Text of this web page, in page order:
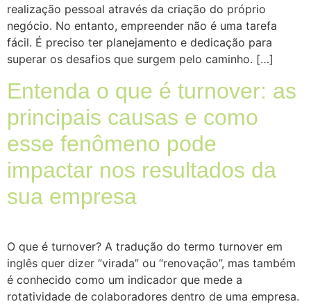
realização pessoal através da criação do próprio
negócio. No entanto, empreender não é uma tarefa
fácil. É preciso ter planejamento e dedicação para
superar os desafios que surgem pelo caminho. […]
Entenda o que é turnover: as
principais causas e como
esse fenômeno pode
impactar nos resultados da
sua empresa
O que é turnover? A tradução do termo turnover em
inglês quer dizer “virada” ou “renovação”, mas também
é conhecido como um indicador que mede a
rotatividade de colaboradores dentro de uma empresa.